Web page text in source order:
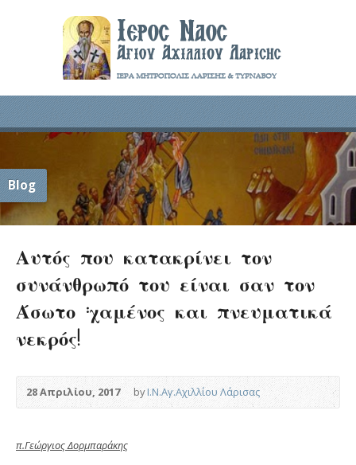
Blog
Αυτός που κατακρίνει τον
συνάνθρωπό του είναι σαν τον
Άσωτο :χαμένος και πνευματικά
νεκρός!
28 Απριλίου, 2017 byΙ.Ν.Αγ.Αχιλλίου Λάρισας
π.Γεώργιος Δορμπαράκης